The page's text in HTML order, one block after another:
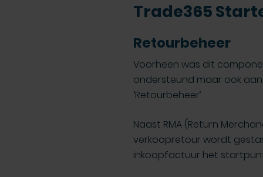
Trade365
Retourbeheer
Voorheen was dit
ondersteund maar ook aan
‘Retourbeheer’.
Naast RMA (Return
verkoopretour wordt
inkoopfactuur het